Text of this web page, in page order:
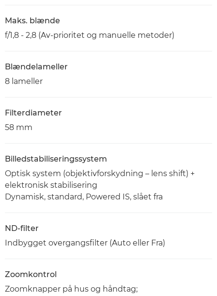
Maks. blænde
f/1,8 - 2,8 (Av-prioritet og manuelle metoder)
Blændelameller
8 lameller
Filterdiameter
58 mm
Billedstabiliseringssystem
Optisk system (objektivforskydning – lens shift) +
elektronisk stabilisering
Dynamisk, standard, Powered IS, slået fra
ND-filter
Indbygget overgangsfilter (Auto eller Fra)
Zoomkontrol
Zoomknapper på hus og håndtag;